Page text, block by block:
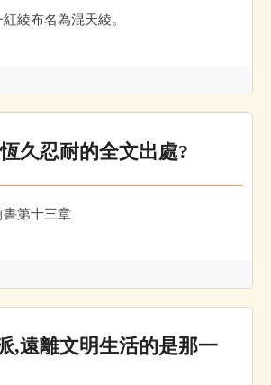
綾布名為混天綾。
久忍耐的全文出處?
書第十三章
,遠離文明生活的是那一